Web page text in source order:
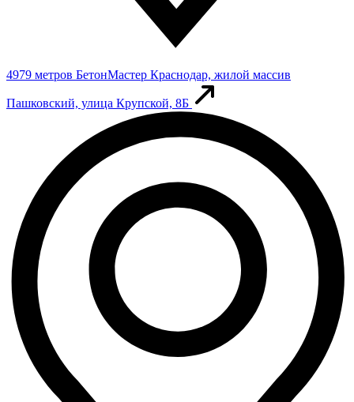
4979 метров БетонМастер Краснодар, жилой массив
Пашковский, улица Крупской, 8Б